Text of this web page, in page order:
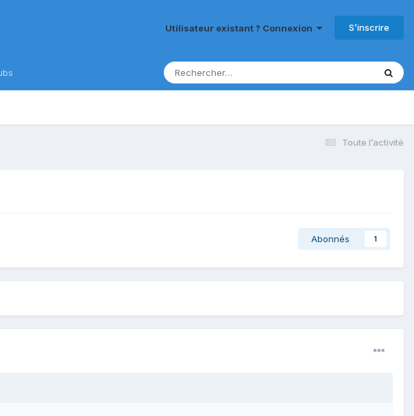
Utilisateur existant ? Connexion S’inscrire
Toute l’activité
Abonnés 1